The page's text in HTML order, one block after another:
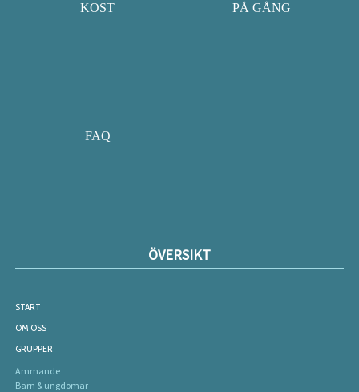
KOST PÅ GÅNG
FAQ
ÖVERSIKT
START
OM OSS
GRUPPER
Ammande
Barn & ungdomar